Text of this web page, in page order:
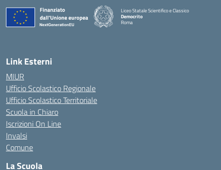
Liceo Statale Scientifico e Classico
Democrito
Roma
Link Esterni
MIUR
Ufficio Scolastico Regionale
Ufficio Scolastico Territoriale
Scuola in Chiaro
Iscrizioni On Line
Invalsi
Comune
La Scuola